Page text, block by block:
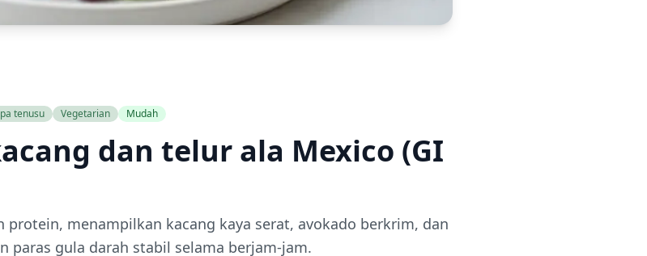
tenusu Vegetarian Mudah
dan telur ala Mexico (GI
protein, menampilkan kacang kaya serat, avokado berkrim, dan
paras gula darah stabil selama berjam-jam.